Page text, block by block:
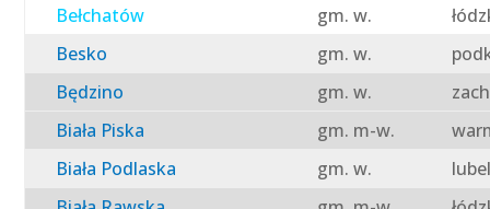
Bełchatów
gm. w.
Besko
gm. w.
Będzino
gm. w.
Biała Piska
gm. m-w.
Biała Podlaska
gm. w.